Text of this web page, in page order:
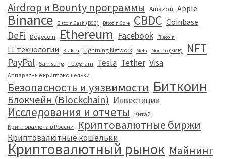
Airdrop и Bounty программы Amazon Apple
Binance Bitcoin Cash (BCC) Bitcoin Core CBDC Coinbase
DeFi Dogecoin Ethereum Facebook Filecoin
IT технологии Kraken Lightning Network Meta Monero (XMR) NFT
PayPal Samsung Telegram Tesla Tether Visa
Аппаратные криптокошельки
Безопасность и уязвимости Биткоин
Блокчейн (Blockchain) Инвестиции
Исследования и отчеты
Китай
Криптовалюта в России
Криптовалютные биржи
Криптовалютные кошельки
Криптовалютный рынок Майнинг